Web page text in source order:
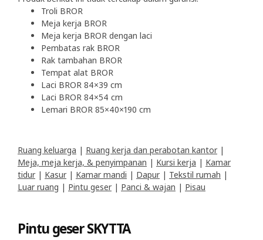
Troli BROR
Meja kerja BROR
Meja kerja BROR dengan laci
Pembatas rak BROR
Rak tambahan BROR
Tempat alat BROR
Laci BROR 84×39 cm
Laci BROR 84×54 cm
Lemari BROR 85×40×190 cm
Ruang keluarga | Ruang kerja dan perabotan kantor |
Meja, meja kerja, & penyimpanan | Kursi kerja | Kamar
tidur | Kasur | Kamar mandi | Dapur | Tekstil rumah |
Luar ruang | Pintu geser | Panci & wajan | Pisau
Pintu geser SKYTTA